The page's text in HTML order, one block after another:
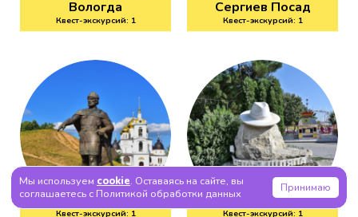
Вологда
Квест-экскурсий: 1
Сергиев Посад
Квест-экскурсий: 1
Дмитров
Квест-экскурсий: 1
Анапа
Квест-экскурсий: 1
Мы используем cookie. Оставаясь на сайте, вы
соглашаетесь с Политикой обработки данных
Принимаю